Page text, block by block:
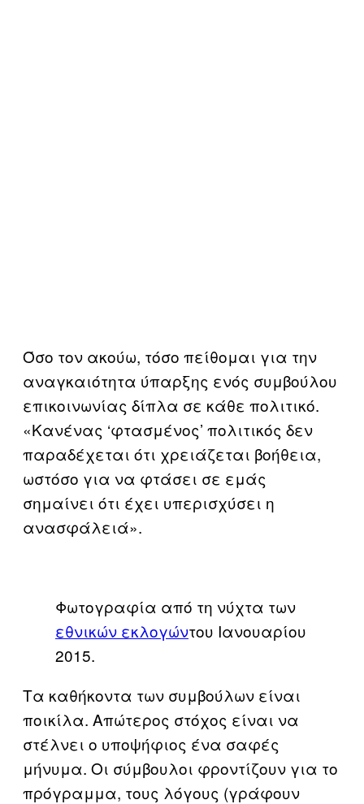
Όσο τον ακούω, τόσο πείθομαι για την
αναγκαιότητα ύπαρξης ενός συμβούλου
επικοινωνίας δίπλα σε κάθε πολιτικό.
«Κανένας ‘φτασμένος’ πολιτικός δεν
παραδέχεται ότι χρειάζεται βοήθεια,
ωστόσο για να φτάσει σε εμάς
σημαίνει ότι έχει υπερισχύσει η
ανασφάλειά».
Φωτογραφία από τη νύχτα των
εθνικών εκλογώντου Ιανουαρίου
2015.
Τα καθήκοντα των συμβούλων είναι
ποικίλα. Απώτερος στόχος είναι να
στέλνει ο υποψήφιος ένα σαφές
μήνυμα. Οι σύμβουλοι φροντίζουν για το
πρόγραμμα, τους λόγους (γράφουν